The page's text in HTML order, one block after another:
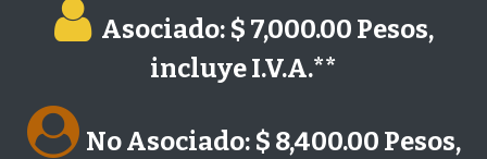
Asociado: $ 7,000.00 Pesos,
incluye I.V.A.**
No Asociado: $ 8,400.00 Pesos,